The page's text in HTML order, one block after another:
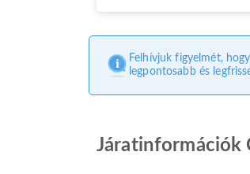
Felhívjuk figyelmét,
legpontosabb és
Járatinformációk